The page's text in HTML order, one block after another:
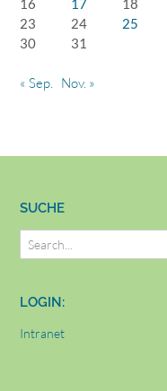
16
17 18
23
24 25
30
31
« Sep. Nov. »
SUCHE
LOGIN:
Intranet